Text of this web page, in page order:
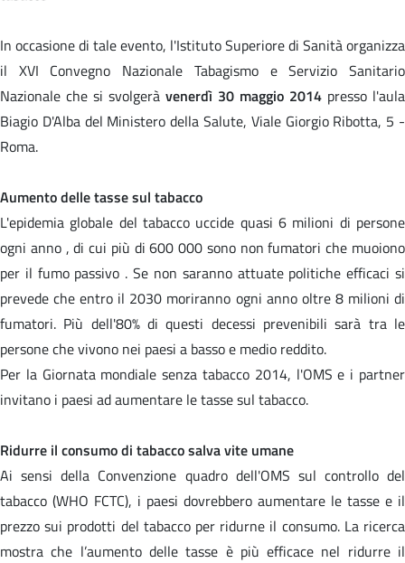
In occasione di tale evento, l'Istituto Superiore di Sanità organizza
il XVI Convegno Nazionale Tabagismo e Servizio Sanitario
Nazionale che si svolgerà venerdì 30 maggio 2014 presso l'aula
Biagio D'Alba del Ministero della Salute, Viale Giorgio Ribotta, 5 -
Roma.
Aumento delle tasse sul tabacco
L'epidemia globale del tabacco uccide quasi 6 milioni di persone
ogni anno , di cui più di 600 000 sono non fumatori che muoiono
per il fumo passivo . Se non saranno attuate politiche efficaci si
prevede che entro il 2030 moriranno ogni anno oltre 8 milioni di
fumatori. Più dell'80% di questi decessi prevenibili sarà tra le
persone che vivono nei paesi a basso e medio reddito.
Per la Giornata mondiale senza tabacco 2014, l'OMS e i partner
invitano i paesi ad aumentare le tasse sul tabacco.
Ridurre il consumo di tabacco salva vite umane
Ai sensi della Convenzione quadro dell'OMS sul controllo del
tabacco (WHO FCTC), i paesi dovrebbero aumentare le tasse e il
prezzo sui prodotti del tabacco per ridurne il consumo. La ricerca
mostra che l’aumento delle tasse è più efficace nel ridurre il